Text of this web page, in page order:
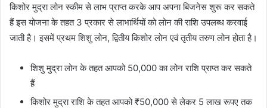
किशोर मुद्रा लोन स्कीम से लाभ प्राप्त करके आप अपना बिजनेस शुरू कर सकते
हैं इस योजना के तहत 3 प्रकार से लाभार्थियों को लोन की राशि उपलब्ध करवाई
जाती है। इसमें प्रथम शिशु लोन, द्वितीय किशोर लोन एवं तृतीय तरुण लोन होता है।
शिशु मुद्रा लोन के तहत आपको 50,000 का लोन राशि प्राप्त कर सकते
हैं
किशोर मुद्रा राशि के तहत आपको ₹50,000 से लेकर 5 लाख रूपए तक